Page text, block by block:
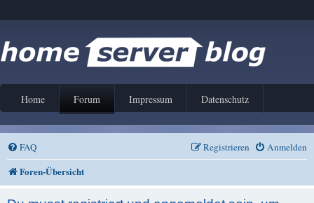
Home Forum Impressum Datenschutz
FAQ Anmelden
Registrieren
Foren-Übersicht